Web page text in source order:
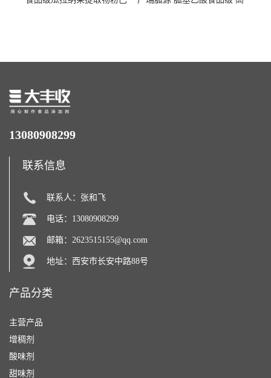
13080908299
联系信息
联系人：张和飞
电话：13080908299
邮箱： 2623515155@qq.com
地址：西安市长安中路88号
产品分类
主营产品
增稠剂
酸味剂
甜味剂